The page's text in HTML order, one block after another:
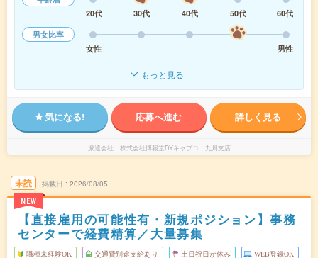
20代
30代 40代 50代
60代
男女比率
女性
男性
もっと見る
気になる! 応募へ進む 詳しく見る
派遣会社 株式会社博報堂DYキャプコ 九州支店
未読
NEW
掲載日 2026/08/05
【直接雇用の可能性有・新規ポジション】事務
センターで経費精算／大量募集
職種未経験OK 交通費別途支給あり 土日祝日が休み WEB登録OK